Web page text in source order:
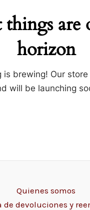
things are
horizon
is brewing! Our
will be launching
Quienes somos
de devoluciones y